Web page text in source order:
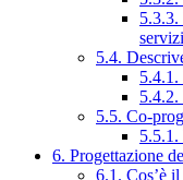
5.4.
5.4.1.
5.4.2.
5.5. Co-
5.5.1.
6. Progettazione
6.1. Cos’è